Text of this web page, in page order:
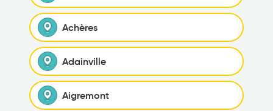
Achères
Adainville
Aigremont